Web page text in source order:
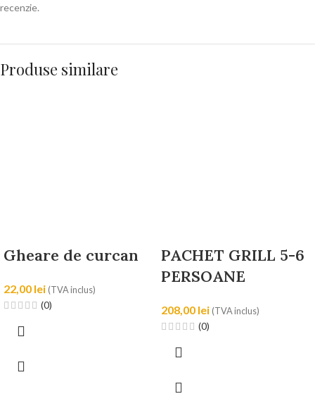
recenzie.
Produse similare
Gheare de curcan
22,00 lei (TVA inclus)
(0)
PACHET GRILL 5-6
PERSOANE
208,00 lei (TVA inclus)
(0)